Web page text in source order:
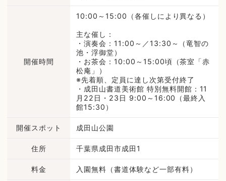
開催時間
10:00～15:00（各催しにより異なる）
主な催し：
・演奏会：11:00～／13:30～（竜智の
池・浮御堂）
・お茶会：10:00～15:00頃（茶室「赤
松庵」）
※先着順、定員に達し次第受付終了
・成田山書道美術館 特別無料開館：11
月22日・23日 9:00～16:00（最終入
館15:30）
開催スポット 成田山公園
住所 千葉県成田市成田1
料金 入園無料（書道体験など一部有料）